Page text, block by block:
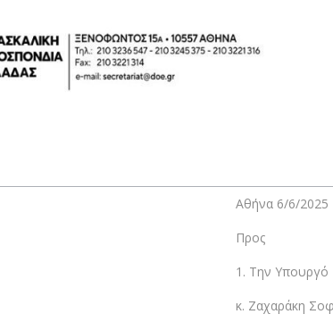
Αθήνα 6/6/2025
Προς
1. Την Υπουργό
κ. Ζαχαράκη